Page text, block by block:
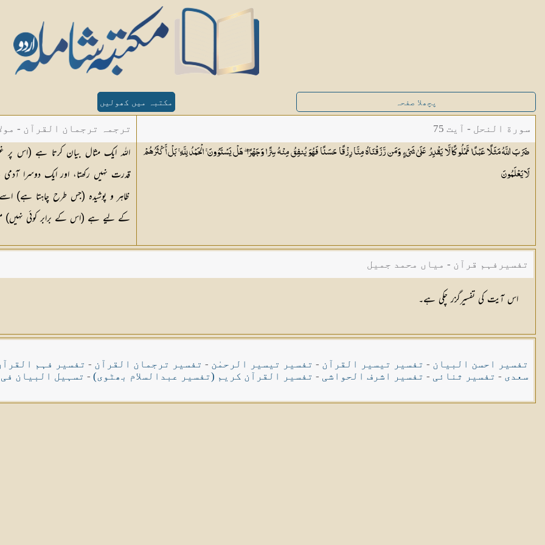
پچھلا صفحہ مکتبہ میں کھولیں
سورة النحل - آیت 75
ضَرَبَ اللَّهُ مَثَلًا عَبْدًا مَّمْلُوكًا لَّا يَقْدِرُ عَلَىٰ شَيْءٍ وَمَن رَّزَقْنَاهُ مِنَّا رِزْقًا حَسَنًا فَهُوَ يُنفِقُ مِنْهُ سِرًّا وَجَهْرًا ۖ هَلْ يَسْتَوُونَ ۚ الْحَمْدُ لِلَّهِ ۚ بَلْ أَكْثَرُهُمْ
لَايَعْلَمُونَ
ترجمہ ترجمان القرآن -
اللہ ایک مثال بیان کرتا ہے (اس
قدرت نہیں رکھتا، اور ایک دوسرا
ظاہر و پوشیدہ (جس طرح چاہتا ہے) اسے
کے لیے ہے (اس کے برابر کوئی نہیں)
تفسیرفہم قرآن - میاں محمد جمیل
اس آیت کی تفسیرگزر چکی ہے۔
تفسیر احسن البیان - تفسیر تیسیر القرآن - تفسیر تیسیر الرحمٰن - تفسیر ترجمان القرآن - تفسیر فہم
سعدی - تفسیر ثنائی - تفسیر اشرف الحواشی - تفسیر القرآن کریم (تفسیر عبدالسلام بھٹوی) - تسہیل البیان